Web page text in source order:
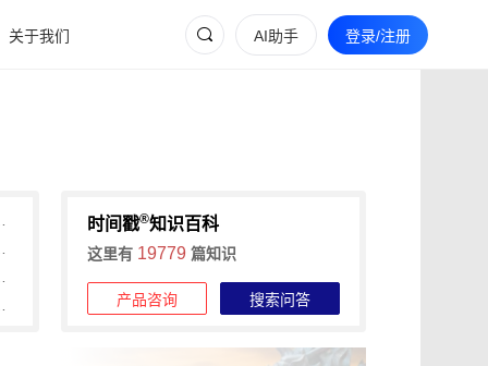
关于我们 AI助手 登录/注册
时间戳®知识百科
这里有 19779 篇知识
产品咨询 搜索问答